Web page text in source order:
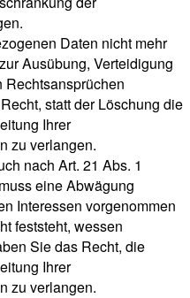
Daten nicht mehr
Ausübung, Verteidigung
Rechtsansprüchen
statt der Löschung die
Ihrer
zu verlangen.
nach Art. 21 Abs. 1
eine Abwägung
Interessen vorgenommen
feststeht, wessen
Sie das Recht, die
Ihrer
zu verlangen.